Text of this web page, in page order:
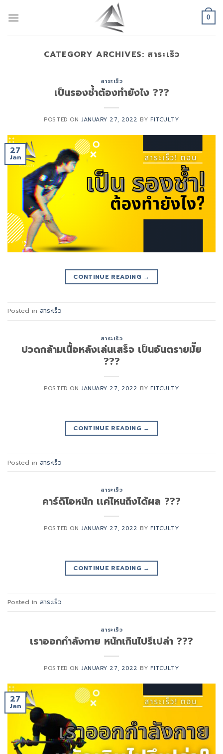
0
CATEGORY ARCHIVES: สาระเร็ว
สาระเร็ว
เป็นรองช้ำต้องทำยังไง ???
POSTED ON JANUARY 27, 2022 BYFITCULTY
27
Jan
CONTINUE READING →
Posted in สาระเร็ว
สาระเร็ว
ปวดกล้ามเนื้อหลังเล่นเสร็จ เป็นอันตรายมั๊ย
???
POSTED ON JANUARY 27, 2022 BYFITCULTY
CONTINUE READING →
Posted in สาระเร็ว
สาระเร็ว
คาร์ดิโอหนัก เเค่ไหนถึงได้ผล ???
POSTED ON JANUARY 27, 2022 BYFITCULTY
CONTINUE READING →
Posted in สาระเร็ว
สาระเร็ว
เราออกกำลังกาย หนักเกินไปรึเปล่า ???
POSTED ON JANUARY 27, 2022 BYFITCULTY
27
Jan